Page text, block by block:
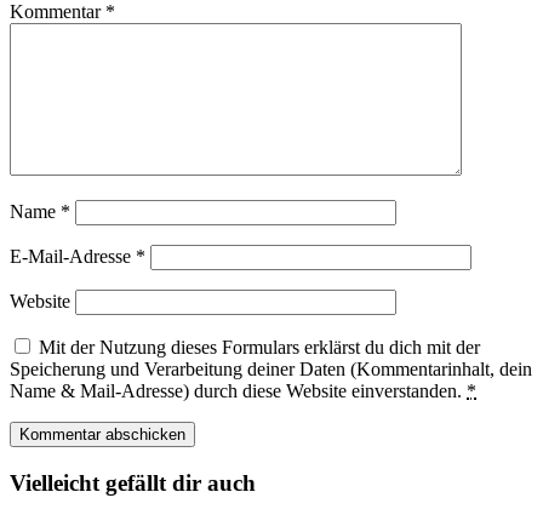
Kommentar *
Name *
E-Mail-Adresse *
Website
Mit der Nutzung dieses Formulars erklärst du dich mit der
Speicherung und Verarbeitung deiner Daten (Kommentarinhalt, dein
Name & Mail-Adresse) durch diese Website einverstanden. *
Vielleicht gefällt dir auch